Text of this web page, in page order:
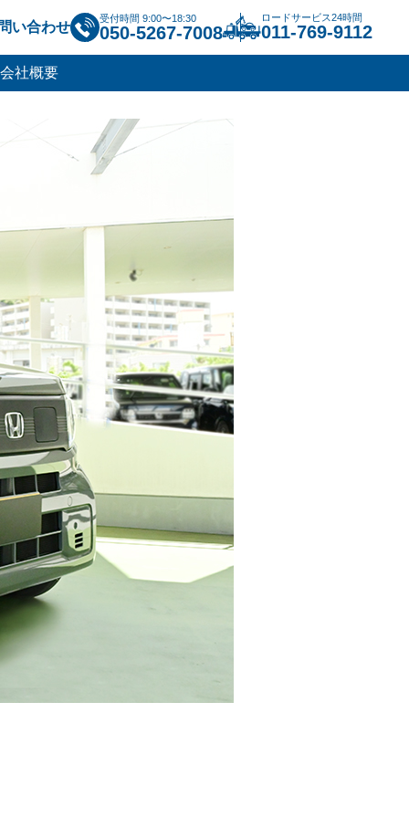
い合わせ
受付時間 9:00〜18:30
050-5267-7008
ロードサービス24時間
011-769-9112
会社概要